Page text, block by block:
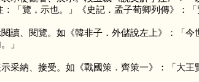
「覽，示也。」《史記．孟子荀卿列傳》：
閱讀、閱覽。如《韓非子．外儲說左上》：「
」
示采納、接受。如《戰國策．齊策一》：「大